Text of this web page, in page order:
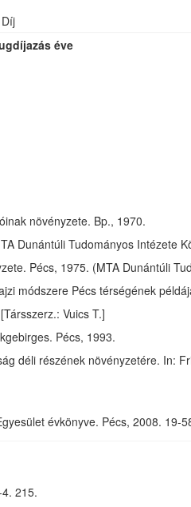
éve
növényzete. Bp., 1970.
Dunántúli Tudományos Intézete
Pécs, 1975. (MTA Dunántúli
módszere Pécs térségének
Vuics T.]
Pécs, 1993.
déli részének növényzetére. In:
évkönyve. Pécs, 2008. 19-
215.